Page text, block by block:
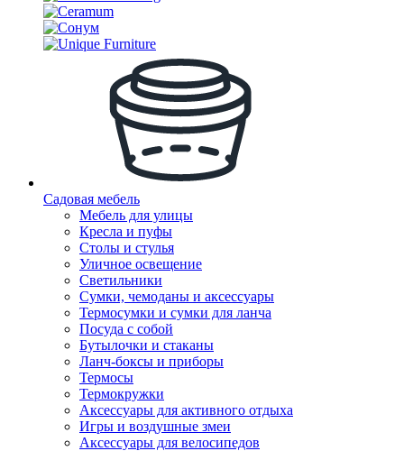
Садовая мебель
Мебель для улицы
Кресла и пуфы
Столы и стулья
Уличное освещение
Светильники
Сумки, чемоданы и аксессуары
Термосумки и сумки для ланча
Посуда с собой
Бутылочки и стаканы
Ланч-боксы и приборы
Термосы
Термокружки
Аксессуары для активного отдыха
Игры и воздушные змеи
Аксессуары для велосипедов